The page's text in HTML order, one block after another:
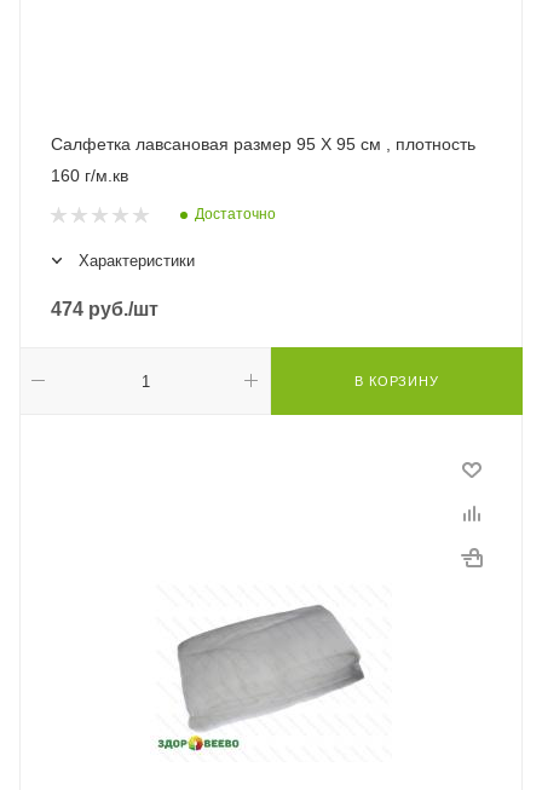
Салфетка лавсановая размер 95 Х 95 см , плотность
160 г/м.кв
Достаточно
Характеристики
474 руб./шт
В КОРЗИНУ